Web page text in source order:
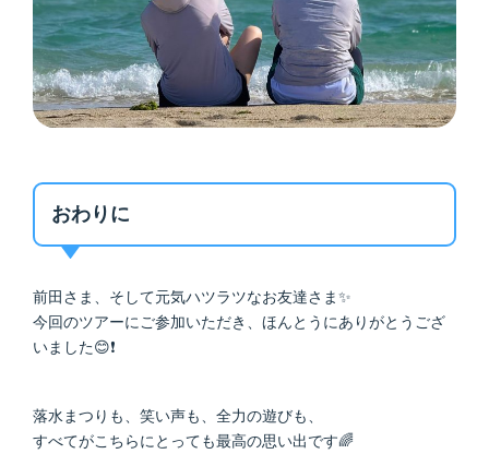
おわりに
前田さま、そして元気ハツラツなお友達さま✨
今回のツアーにご参加いただき、ほんとうにありがとうござ
いました😊❗
落水まつりも、笑い声も、全力の遊びも、
すべてがこちらにとっても最高の思い出です🌈